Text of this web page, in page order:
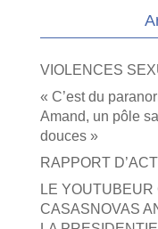
VIOLENCES
« C’est du
Amand, un pôle
douces »
RAPPORT
LE
CASASNOVAS